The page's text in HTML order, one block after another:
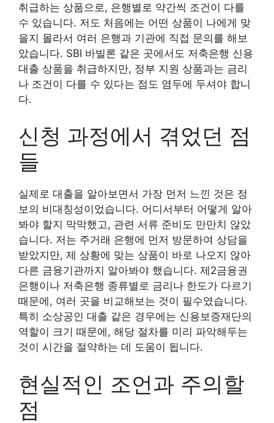
취급하는 상품으로, 은행별로 약간씩 조건이 다를
수 있습니다. 저도 처음에는 어떤 상품이 나에게 맞
을지 몰라서 여러 은행과 기관에 직접 문의를 해보
았습니다. SBI 바빌론 같은 곳에서도 저축은행 신용
대출 상품을 취급하지만, 정부 지원 상품과는 금리
나 조건이 다를 수 있다는 점도 염두에 두셔야 합니
다.
신청 과정에서 겪었던 점
들
실제로 대출을 알아보면서 가장 먼저 느낀 것은 정
보의 비대칭성이었습니다. 어디서부터 어떻게 알아
봐야 할지 막막했고, 관련 서류 준비도 만만치 않았
습니다. 저는 주거래 은행에 먼저 방문하여 상담을
받았지만, 제 상황에 맞는 상품이 바로 나오지 않아
다른 금융기관까지 알아봐야 했습니다. 제2금융권
은행이나 저축은행 종류별로 금리나 한도가 다르기
때문에, 여러 곳을 비교해보는 것이 필수였습니다.
특히 소상공인 대출 같은 경우에는 신용보증재단의
역할이 크기 때문에, 해당 절차를 미리 파악해두는
것이 시간을 절약하는 데 도움이 됩니다.
현실적인 조언과 주의할
점